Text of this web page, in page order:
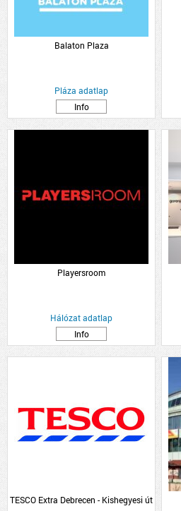
Balaton Plaza
Pláza adatlap
Info
Playersroom
Hálózat adatlap
Info
TESCO Extra Debrecen - Kishegyesi út